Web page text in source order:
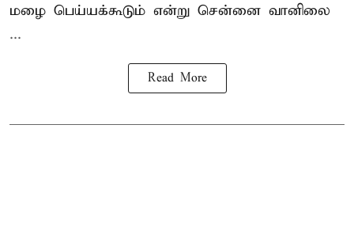
மழை பெய்யக்கூடும் என்று சென்னை வானிலை
...
Read More